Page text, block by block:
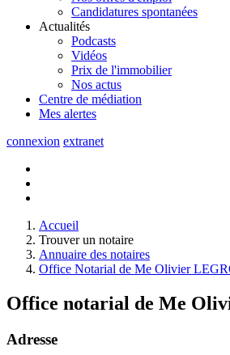
Candidatures spontanées
Actualités
Podcasts
Vidéos
Prix de l'immobilier
Nos actus
Centre de médiation
Mes alertes
connexion extranet
Accueil
Trouver un notaire
Annuaire des notaires
Office Notarial de Me Olivier
Office notarial de Me
Adresse